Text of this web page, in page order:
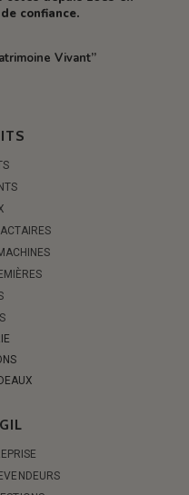
confiance.
Vivant”